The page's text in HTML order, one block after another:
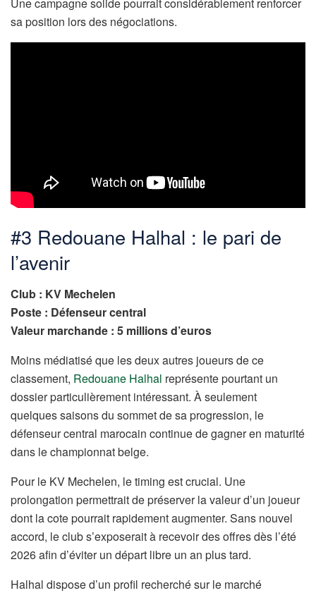
Une campagne solide pourrait considérablement renforcer
sa position lors des négociations.
#3 Redouane Halhal : le pari de
l’avenir
Club : KV Mechelen
Poste : Défenseur central
Valeur marchande : 5 millions d’euros
Moins médiatisé que les deux autres joueurs de ce
classement, Redouane Halhal représente pourtant un
dossier particulièrement intéressant. À seulement
quelques saisons du sommet de sa progression, le
défenseur central marocain continue de gagner en maturité
dans le championnat belge.
Pour le KV Mechelen, le timing est crucial. Une
prolongation permettrait de préserver la valeur d’un joueur
dont la cote pourrait rapidement augmenter. Sans nouvel
accord, le club s’exposerait à recevoir des offres dès l’été
2026 afin d’éviter un départ libre un an plus tard.
Halhal dispose d’un profil recherché sur le marché